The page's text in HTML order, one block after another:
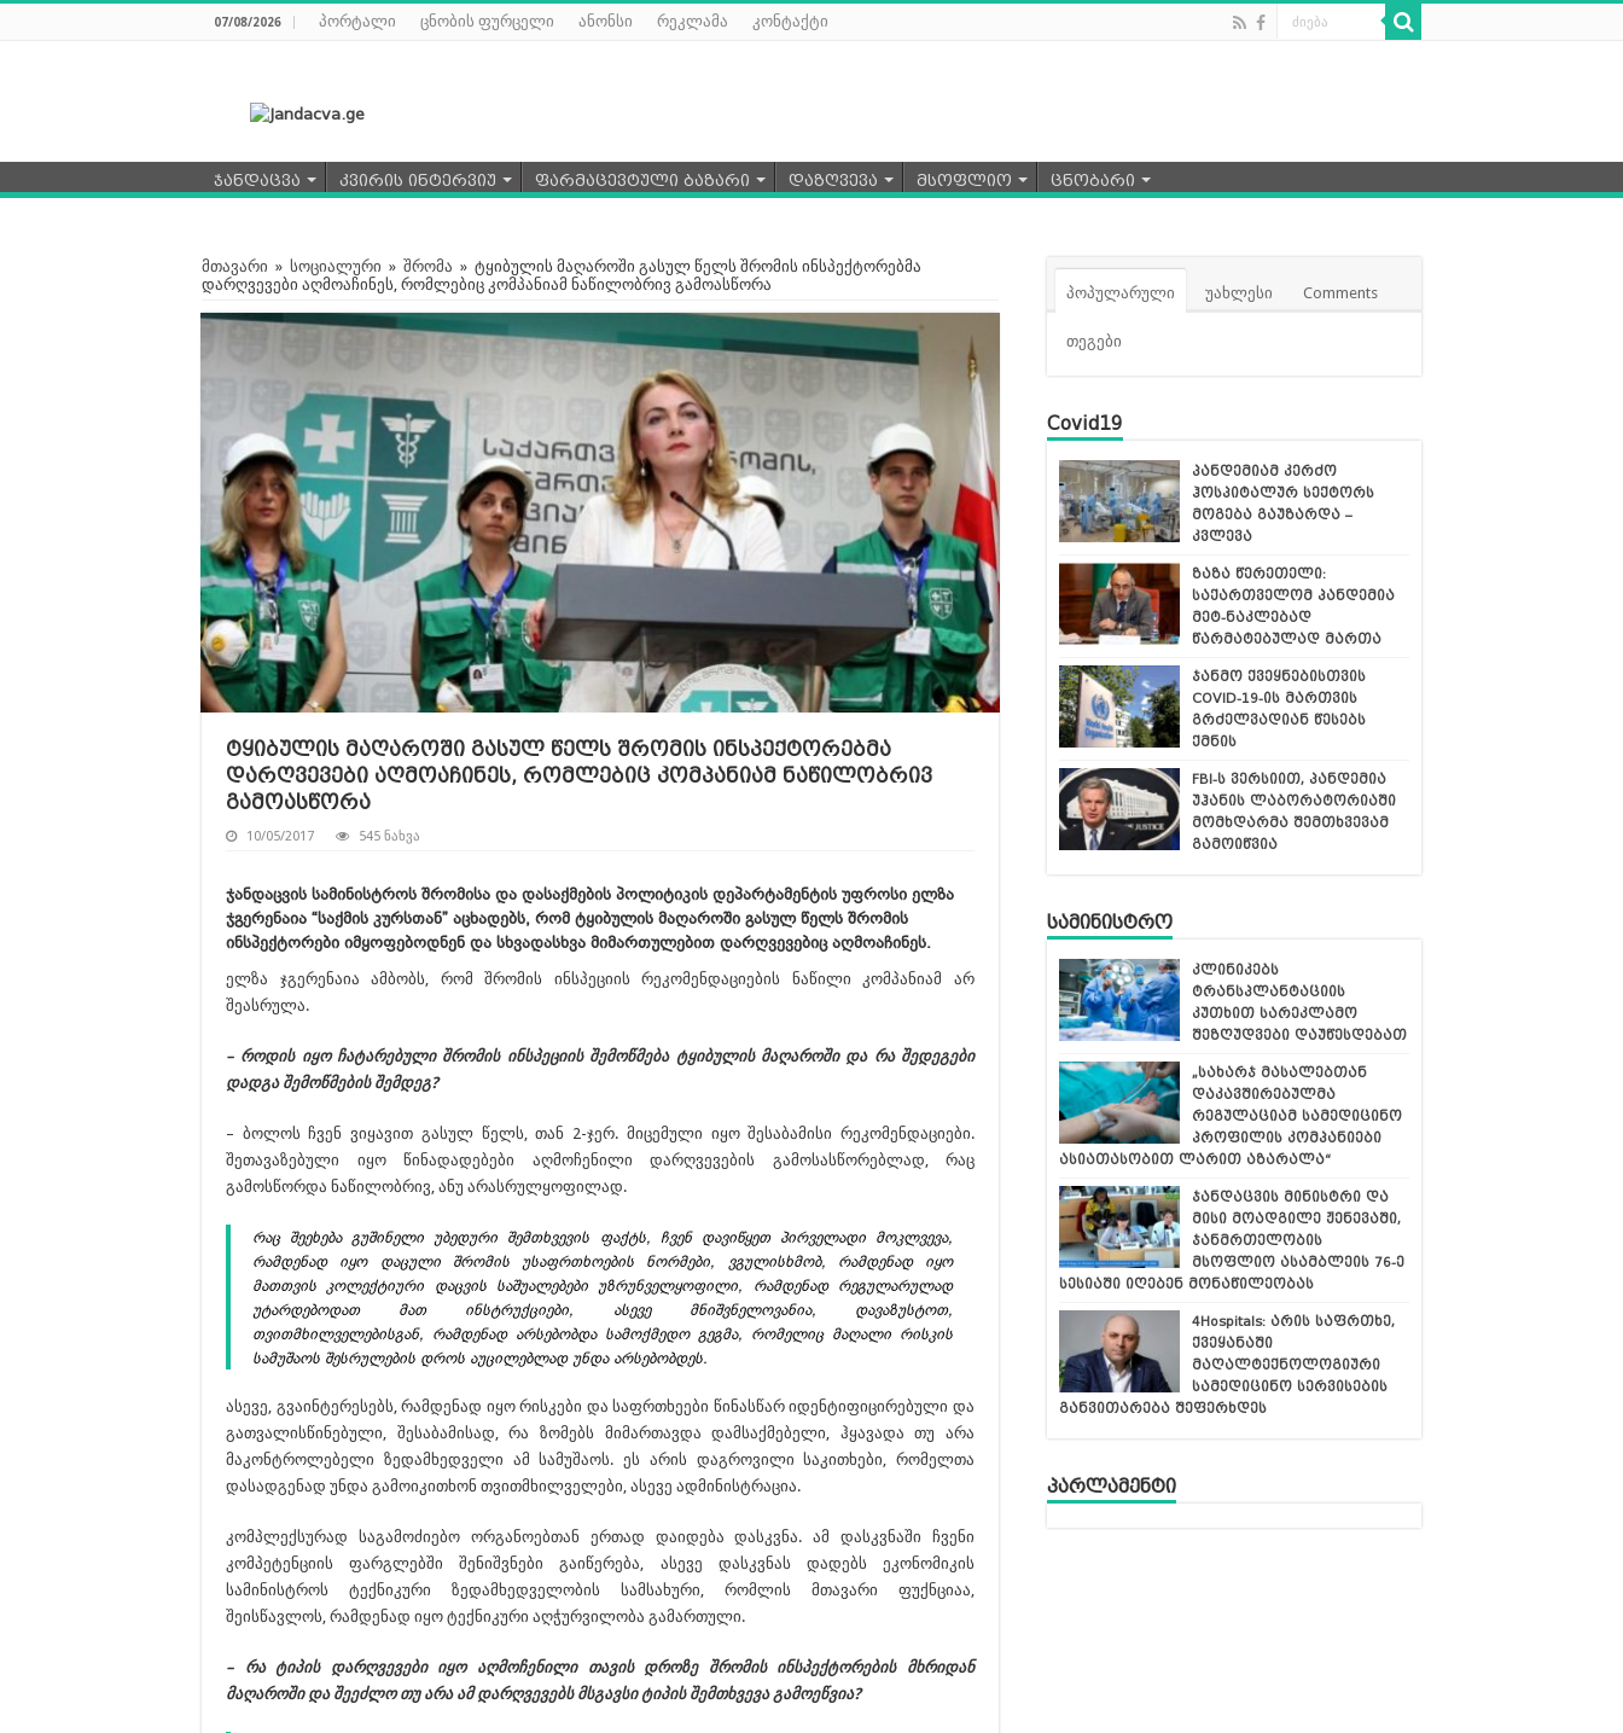
07/08/2026 პორტალი ცნობის ფურცელი ანონსი რეკლამა კონტაქტი
ჯანდაცვა კვირის ინტერვიუ ფარმაცევტული ბაზარი დაზღვევა მსოფლიო ცნობარი
მთავარი » სოციალური » შრომა » ტყიბულის მაღაროში გასულ წელს შრომის ინსპექტორებმა
დარღვევები აღმოაჩინეს, რომლებიც კომპანიამ ნაწილობრივ გამოასწორა
ტყიბულის მაღაროში გასულ წელს შრომის ინსპექტორებმა
დარღვევები აღმოაჩინეს, რომლებიც კომპანიამ ნაწილობრივ
გამოასწორა
10/05/2017 545 ნახვა
ჯანდაცვის სამინისტროს შრომისა და დასაქმების პოლიტიკის დეპარტამენტის უფროსი ელზა
ჯგერენაია “საქმის კურსთან” აცხადებს, რომ ტყიბულის მაღაროში გასულ წელს შრომის
ინსპექტორები იმყოფებოდნენ და სხვადასხვა მიმართულებით დარღვევებიც აღმოაჩინეს.
ელზა ჯგერენაია ამბობს, რომ შრომის ინსპეციის რეკომენდაციების ნაწილი კომპანიამ არ
შეასრულა.
– როდის იყო ჩატარებული შრომის ინსპეციის შემოწმება ტყიბულის მაღაროში და რა შედეგები
დადგა შემოწმების შემდეგ?
– ბოლოს ჩვენ ვიყავით გასულ წელს, თან 2-ჯერ. მიცემული იყო შესაბამისი რეკომენდაციები.
შეთავაზებული იყო წინადადებები აღმოჩენილი დარღვევების გამოსასწორებლად, რაც
გამოსწორდა ნაწილობრივ, ანუ არასრულყოფილად.
რაც შეეხება გუშინელი უბედური შემთხვევის ფაქტს, ჩვენ დავიწყეთ პირველადი მოკლვევა,
რამდენად იყო დაცული შრომის უსაფრთხოების ნორმები, ვგულისხმობ, რამდენად იყო
მათთვის კოლექტიური დაცვის საშუალებები უზრუნველყოფილი, რამდენად რეგულარულად
უტარდებოდათ მათ ინსტრუქციები, ასევე მნიშვნელოვანია, დავაზუსტოთ,
თვითმხილველებისგან, რამდენად არსებობდა სამოქმედო გეგმა, რომელიც მაღალი რისკის
სამუშაოს შესრულების დროს აუცილებლად უნდა არსებობდეს.
ასევე, გვაინტერესებს, რამდენად იყო რისკები და საფრთხეები წინასწარ იდენტიფიცირებული და
გათვალისწინებული, შესაბამისად, რა ზომებს მიმართავდა დამსაქმებელი, ჰყავადა თუ არა
მაკონტროლებელი ზედამხედველი ამ სამუშაოს. ეს არის დაგროვილი საკითხები, რომელთა
დასადგენად უნდა გამოიკითხონ თვითმხილველები, ასევე ადმინისტრაცია.
კომპლექსურად საგამოძიებო ორგანოებთან ერთად დაიდება დასკვნა. ამ დასკვნაში ჩვენი
კომპეტენციის ფარგლებში შენიშვნები გაიწერება, ასევე დასკვნას დადებს ეკონომიკის
სამინისტროს ტექნიკური ზედამხედველობის სამსახური, რომლის მთავარი ფუქნციაა,
შეისწავლოს, რამდენად იყო ტექნიკური აღჭურვილობა გამართული.
– რა ტიპის დარღვევები იყო აღმოჩენილი თავის დროზე შრომის ინსპექტორების მხრიდან
მაღაროში და შეეძლო თუ არა ამ დარღვევებს მსგავსი ტიპის შემთხვევა გამოეწვია?
პოპულარული უახლესი Comments
თეგები
Covid19
პანდემიამ კერძო
ჰოსპიტალურ სექტორს
მოგება გაუზარდა –
კვლევა
ზაზა წერეთელი:
საქართველომ პანდემია
მეტ-ნაკლებად
წარმატებულად მართა
ჯანმო ქვეყნებისთვის
COVID-19-ის მართვის
გრძელვადიან წესებს
ქმნის
FBI-ს ვერსიით, პანდემია
უჰანის ლაბორატორიაში
მომხდარმა შემთხვევამ
გამოიწვია
სამინისტრო
კლინიკებს
ტრანსპლანტაციის
კუთხით სარეკლამო
შეზღუდვები დაუწესდებათ
„სახარჯ მასალებთან
დაკავშირებულმა
რეგულაციამ სამედიცინო
პროფილის კომპანიები
ასიათასობით ლარით აზარალა“
ჯანდაცვის მინისტრი და
მისი მოადგილე ჟენევაში,
ჯანმრთელობის
მსოფლიო ასამბლეის 76-ე
სესიაში იღებენ მონაწილეობას
4Hospitals: არის საფრთხე,
ქვეყანაში
მაღალტექნოლოგიური
სამედიცინო სერვისების
განვითარება შეფერხდეს
პარლამენტი